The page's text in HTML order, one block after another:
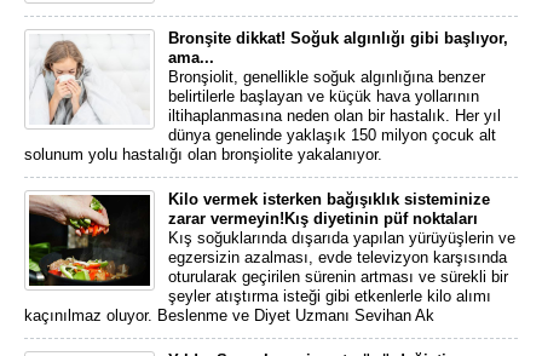
Bronşite dikkat! Soğuk algınlığı gibi başlıyor,
ama...
Bronşiolit, genellikle soğuk algınlığına benzer
belirtilerle başlayan ve küçük hava yollarının
iltihaplanmasına neden olan bir hastalık. Her yıl
dünya genelinde yaklaşık 150 milyon çocuk alt
solunum yolu hastalığı olan bronşiolite yakalanıyor.
Kilo vermek isterken bağışıklık sisteminize
zarar vermeyin!Kış diyetinin püf noktaları
Kış soğuklarında dışarıda yapılan yürüyüşlerin ve
egzersizin azalması, evde televizyon karşısında
oturularak geçirilen sürenin artması ve sürekli bir
şeyler atıştırma isteği gibi etkenlerle kilo alımı
kaçınılmaz oluyor. Beslenme ve Diyet Uzmanı Sevihan Ak